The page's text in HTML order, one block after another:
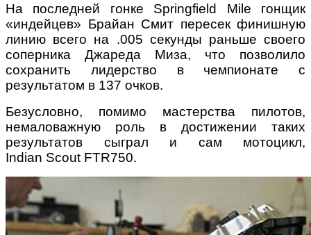
На последней гонке Springfield Mile гонщик
«индейцев» Брайан Смит пересек финишную
линию всего на .005 секунды раньше своего
соперника Джареда Миза, что позволило
сохранить лидерство в чемпионате с
результатом в 137 очков.
Безусловно, помимо мастерства пилотов,
немаловажную роль в достижении таких
результатов сыграл и сам мотоцикл,
Indian Scout FTR750.